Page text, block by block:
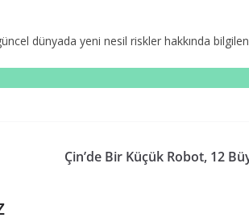
dünyada yeni nesil riskler hakkında
Çin’de Bir Küçük Robot, 12